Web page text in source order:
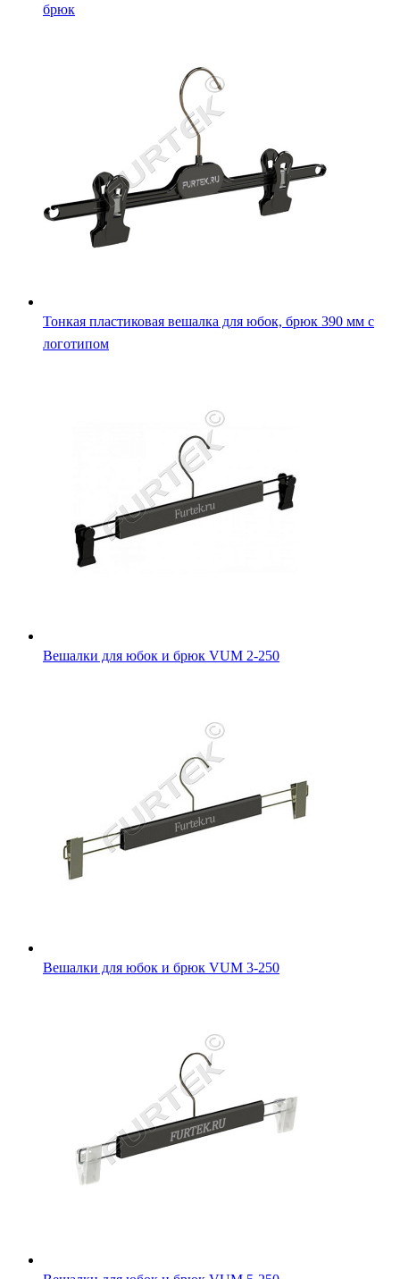
брюк
Тонкая пластиковая вешалка для юбок, брюк 390 мм с
логотипом
Вешалки для юбок и брюк VUM 2-250
Вешалки для юбок и брюк VUM 3-250